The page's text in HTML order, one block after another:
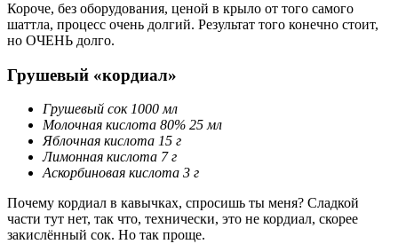
Короче, без оборудования, ценой в крыло от того самого
шаттла, процесс очень долгий. Результат того конечно стоит,
но ОЧЕНЬ долго.
Грушевый «кордиал»
Грушевый сок 1000 мл
Молочная кислота 80% 25 мл
Яблочная кислота 15 г
Лимонная кислота 7 г
Аскорбиновая кислота 3 г
Почему кордиал в кавычках, спросишь ты меня? Сладкой
части тут нет, так что, технически, это не кордиал, скорее
закислённый сок. Но так проще.